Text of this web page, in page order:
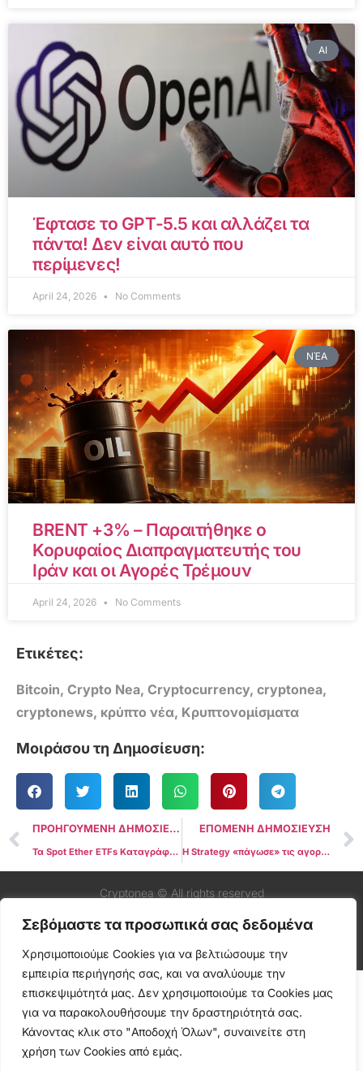
Σεβόμαστε τα προσωπικά σας δεδομένα
Χρησιμοποιούμε Cookies για να βελτιώσουμε την
εμπειρία περιήγησής σας, και να αναλύουμε την
επισκεψιμότητά μας. Δεν χρησιμοποιούμε τα Cookies μας
για να παρακολουθήσουμε την δραστηριότητά σας.
Κάνοντας κλικ στο "Αποδοχή Όλων", συναινείτε στη
χρήση των Cookies από εμάς.
AI
Έφτασε το GPT-5.5 και αλλάζει τα
πάντα! Δεν είναι αυτό που
περίμενες!
April 24, 2026 No Comments
ΝΈΑ
BRENT +3% – Παραιτήθηκε ο
Κορυφαίος Διαπραγματευτής του
Ιράν και οι Αγορές Τρέμουν
April 24, 2026 No Comments
Ετικέτες:
Bitcoin, Crypto Nea, Cryptocurrency, cryptonea,
cryptonews, κρύπτο νέα, Κρυπτονομίσματα
Μοιράσου τη Δημοσίευση:
ΠΡΟΗΓΟΥΜΕΝΗ ΔΗΜΟΣΙΕΥΣΗ
Τα Spot Ether ETFs Καταγράφουν Εισροές $453 Εκατ. και Επεκτείνουν το Σερί στις 16 Ημέρες
ΕΠΟΜΕΝΗ ΔΗΜΟΣΙΕΥΣΗ
Η Strategy «πάγωσε» τις αγορές Bitcoin εν μέσω αύξησης προσφοράς μετοχών
Cryptonea © All rights reserved